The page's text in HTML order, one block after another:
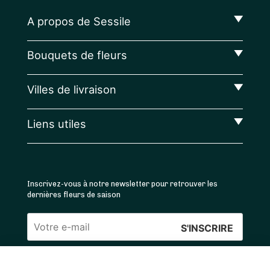
A propos de Sessile
Bouquets de fleurs
Villes de livraison
Liens utiles
Inscrivez-vous à notre newsletter pour retrouver les
dernières fleurs de saison
Veuillez